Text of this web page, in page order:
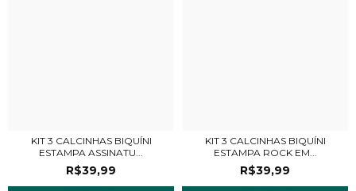
KIT 3 CALCINHAS BIQUÍNI
ESTAMPA ASSINATU...
R$39,99
KIT 3 CALCINHAS BIQUÍNI
ESTAMPA ROCK EM...
R$39,99